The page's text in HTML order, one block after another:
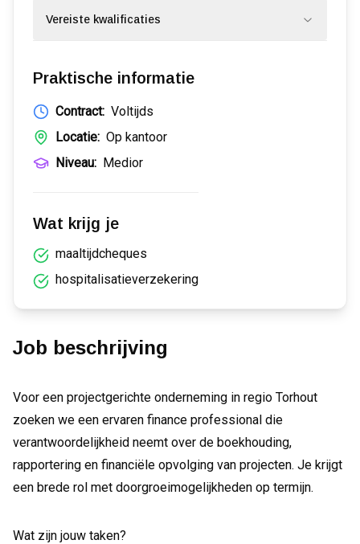
Vereiste kwalificaties
Praktische informatie
Contract: Voltijds
Locatie: Op kantoor
Niveau: Medior
Wat krijg je
maaltijdcheques
hospitalisatieverzekering
Job beschrijving
Voor een projectgerichte onderneming in regio Torhout
zoeken we een ervaren finance professional die
verantwoordelijkheid neemt over de boekhouding,
rapportering en financiële opvolging van projecten. Je krijgt
een brede rol met doorgroeimogelijkheden op termijn.
Wat zijn jouw taken?